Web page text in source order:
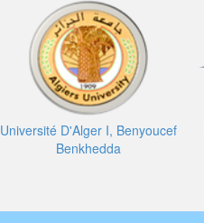
Université D'Alger I, Benyoucef
Benkhedda